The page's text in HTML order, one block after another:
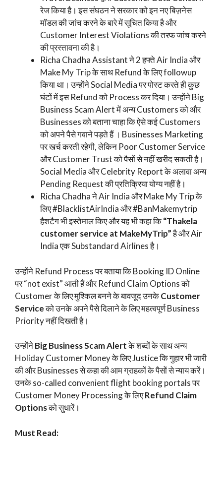
रेज किया है। इस संघठन ने सरकार को इन नए बिज़नेस
मॉडल की जांच करने के बारे में सूचित किया है और
Customer Interest Violations की तरफ जांच करने
की प्रस्तावना की है।
Richa Chadha Assistant ने 2 हफ्ते Air India और
Make My Trip के साथ Refund के लिए followup
किया था। उन्होंने Social Media पर पोस्ट करते ही कुछ
घंटों में इस Refund को Process कर दिया। उन्होंने Big
Business Scam Alert में अन्य Customers को और
Businesses को बताना चाहा कि ऐसे कई Customers
को अपने पैसे गवाने पड़ते हैं । Businesses Marketing
पर खर्च करती रहेगी, लेकिन Poor Customer Service
और Customer Trust को पैसों से नहीं खरीद सकती है।
Social Media और Celebrity Report के अलावा अन्य
Pending Request की प्रतिक्रिया योग्य नहीं है।
Richa Chadha ने Air India और Make My Trip के
लिए #BlacklistAirIndia और #BanMakemytrip
हैशटैग भी इस्तेमाल किए और यह भी कहा कि“Thakela
customer service at MakeMyTrip”है और Air
India एक Substandard Airlines है।
उन्होंने Refund Process पर बताया कि Booking ID Online
पर “not exist” आती हैं और Refund Claim Options को
Customer के लिए मुश्किल बनने के बावजूद उनकेCustomer
Serviceको उनके अपने पैसे दिलाने के लिए महत्वपूर्ण Business
Priority नहीं दिखती है।
उन्होंनेBig Business Scam Alertके शब्दों के साथ अन्य
Holiday Customer Money के लिए Justice कि गुहार भी जारी
की और Businesses से कहा की आम ग्राहकों के पैसों से न्याय करें।
उनके so-called convenient flight booking portals पर
Customer Money Processing के लिएRefund Claim
Optionsको सुधारें।
Must Read: